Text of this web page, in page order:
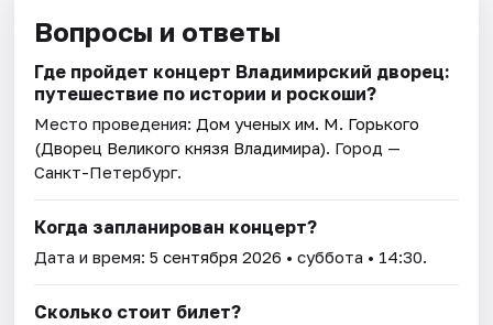
Вопросы и ответы
Где пройдет концерт Владимирский дворец:
путешествие по истории и роскоши?
Место проведения: Дом ученых им. М. Горького
(Дворец Великого князя Владимира). Город —
Санкт-Петербург.
Когда запланирован концерт?
Дата и время:5 сентября 2026 • суббота • 14:30.
Сколько стоит билет?